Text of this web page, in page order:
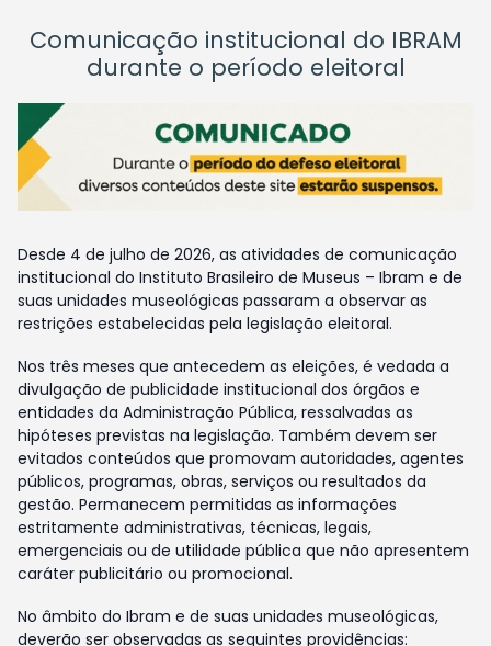
Comunicação institucional do IBRAM
durante o período eleitoral
Desde 4 de julho de 2026, as atividades de comunicação
institucional do Instituto Brasileiro de Museus – Ibram e de
suas unidades museológicas passaram a observar as
restrições estabelecidas pela legislação eleitoral.
Nos três meses que antecedem as eleições, é vedada a
divulgação de publicidade institucional dos órgãos e
entidades da Administração Pública, ressalvadas as
hipóteses previstas na legislação. Também devem ser
evitados conteúdos que promovam autoridades, agentes
públicos, programas, obras, serviços ou resultados da
gestão. Permanecem permitidas as informações
estritamente administrativas, técnicas, legais,
emergenciais ou de utilidade pública que não apresentem
caráter publicitário ou promocional.
No âmbito do Ibram e de suas unidades museológicas,
deverão ser observadas as seguintes providências: